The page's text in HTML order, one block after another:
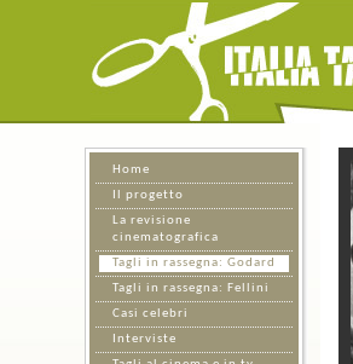
Home
Il progetto
La revisione
cinematografica
Tagli in rassegna: Godard
Tagli in rassegna: Fellini
Casi celebri
Interviste